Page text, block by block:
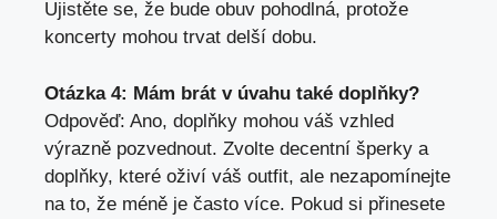
Ujistěte se, že bude obuv pohodlná, protože
koncerty mohou trvat delší dobu.
Otázka 4: Mám brát v úvahu také doplňky?
Odpověď: Ano, doplňky mohou váš vzhled
výrazně pozvednout. Zvolte decentní šperky a
doplňky, které oživí váš outfit, ale nezapomínejte
na to, že méně je často více. Pokud si přinesete